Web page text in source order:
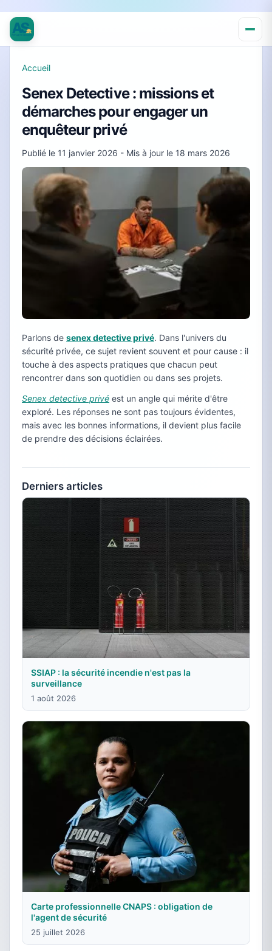
Accueil
Senex Detective : missions et
démarches pour engager un
enquêteur privé
Publié le 11 janvier 2026 - Mis à jour le 18 mars 2026
Parlons de senex detective privé. Dans l'univers du
sécurité privée, ce sujet revient souvent et pour cause : il
touche à des aspects pratiques que chacun peut
rencontrer dans son quotidien ou dans ses projets.
Senex detective privé est un angle qui mérite d'être
exploré. Les réponses ne sont pas toujours évidentes,
mais avec les bonnes informations, il devient plus facile
de prendre des décisions éclairées.
Derniers articles
SSIAP : la sécurité incendie n'est pas la
surveillance
1 août 2026
Carte professionnelle CNAPS : obligation de
l'agent de sécurité
25 juillet 2026